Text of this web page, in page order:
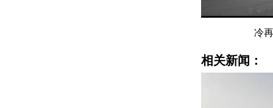
冷
相关新闻：